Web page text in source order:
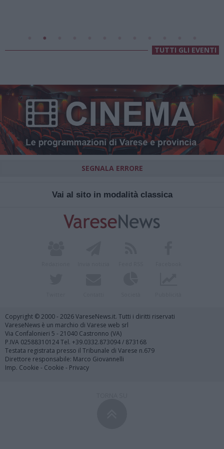
TUTTI GLI EVENTI
SEGNALA ERRORE
Vai al sito in modalità classica
Copyright © 2000 - 2026 VareseNews.it. Tutti i diritti riservati
VareseNews è un marchio di Varese web srl
Via Confalonieri 5 - 21040 Castronno (VA)
P.IVA 02588310124 Tel. +39.0332.873094 / 873168
Testata registrata presso il Tribunale di Varese n.679
Direttore responsabile: Marco Giovannelli
Imp. Cookie - Cookie - Privacy